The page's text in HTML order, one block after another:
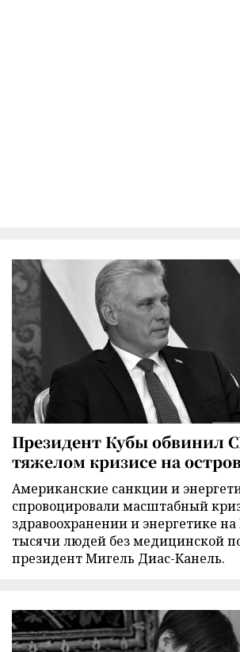
Президент Кубы обвинил
тяжелом кризисе на
Американские санкции и
спровоцировали масштабный
здравоохранении и энергетике на
тысячи людей без медицинской
президент Мигель Диас-Канель.